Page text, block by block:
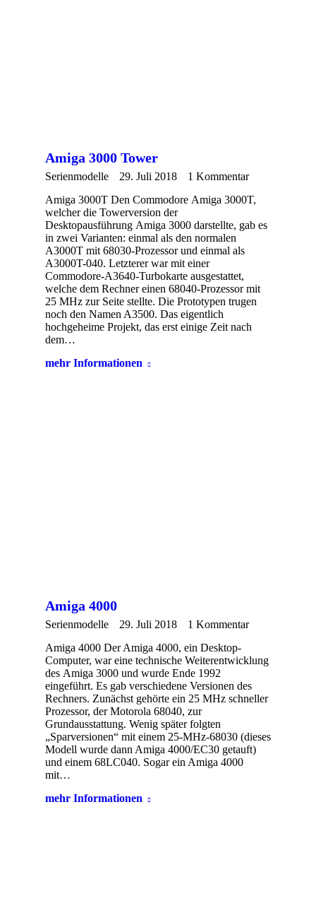
Amiga 3000 Tower
Serienmodelle 29. Juli 2018
1 Kommentar
Amiga 3000T Den Commodore Amiga 3000T,
welcher die Towerversion der
Desktopausführung Amiga 3000 darstellte, gab es
in zwei Varianten: einmal als den normalen
A3000T mit 68030-Prozessor und einmal als
A3000T-040. Letzterer war mit einer
Commodore-A3640-Turbokarte ausgestattet,
welche dem Rechner einen 68040-Prozessor mit
25 MHz zur Seite stellte. Die Prototypen trugen
noch den Namen A3500. Das eigentlich
hochgeheime Projekt, das erst einige Zeit nach
dem…
mehr Informationen
Amiga 4000
Serienmodelle 29. Juli 2018
1 Kommentar
Amiga 4000 Der Amiga 4000, ein Desktop-
Computer, war eine technische Weiterentwicklung
des Amiga 3000 und wurde Ende 1992
eingeführt. Es gab verschiedene Versionen des
Rechners. Zunächst gehörte ein 25 MHz schneller
Prozessor, der Motorola 68040, zur
Grundausstattung. Wenig später folgten
„Sparversionen“ mit einem 25-MHz-68030 (dieses
Modell wurde dann Amiga 4000/EC30 getauft)
und einem 68LC040. Sogar ein Amiga 4000
mit…
mehr Informationen